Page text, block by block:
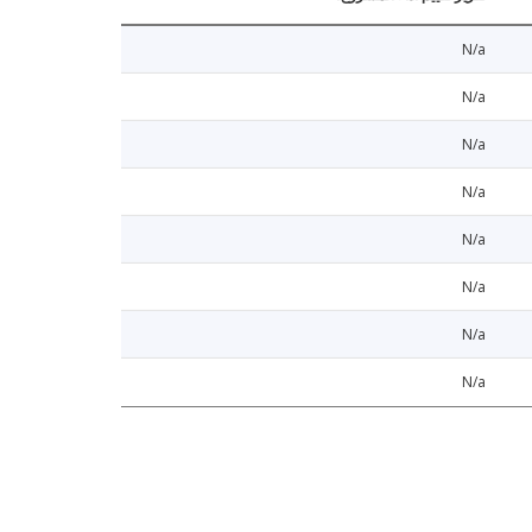
N/a
N/a
N/a
N/a
N/a
N/a
N/a
N/a